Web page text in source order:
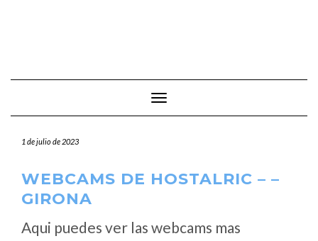
Cambiar modo de navegación
1 de julio de 2023
WEBCAMS DE HOSTALRIC – –
GIRONA
Aqui puedes ver las webcams mas